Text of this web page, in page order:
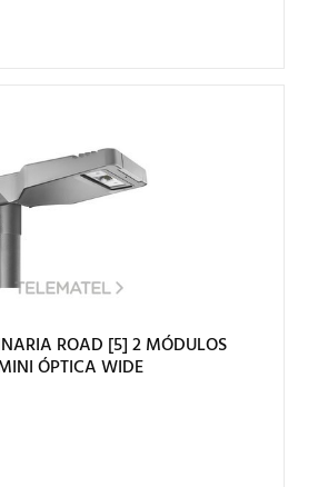
ROAD [5] 2 MÓDULOS
ÓPTICA WIDE